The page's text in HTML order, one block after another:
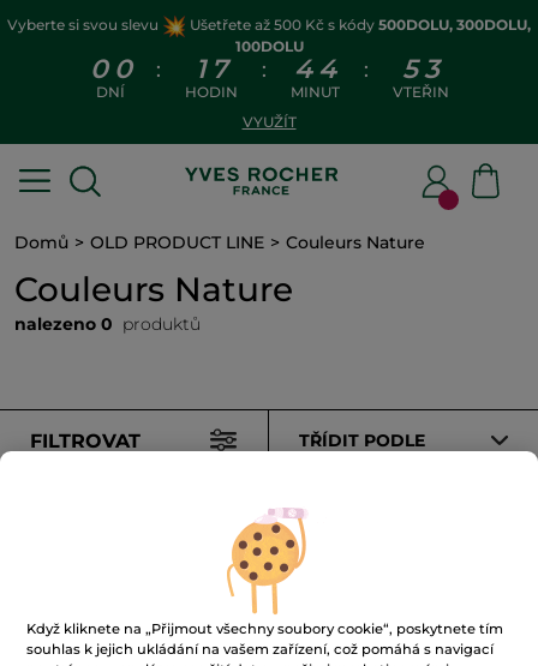
Vyberte si svou slevu Ušetřete až 500 Kč s kódy 500DOLU, 300DOLU,
100DOLU
0 0
DNÍ
: 1 7
HODIN
: 4 4
MINUT
: 5 3
VTEŘIN
VYUŽÍT
Domů OLD PRODUCT LINE Couleurs Nature
Couleurs Nature
nalezeno 0 produktů
FILTROVAT TŘÍDIT PODLE
Když kliknete na „Přijmout všechny soubory cookie“, poskytnete tím
souhlas k jejich ukládání na vašem zařízení, což pomáhá s navigací